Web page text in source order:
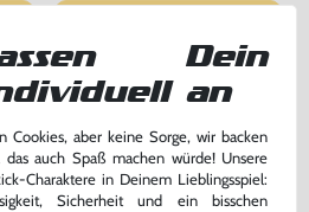
Dein
an
aber keine Sorge, wir backen
auch Spaß machen würde! Unsere
Charaktere in Deinem Lieblingsspiel:
Sicherheit und ein bisschen